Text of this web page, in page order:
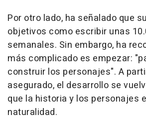
Por otro lado, ha señalado que
objetivos como escribir unas
semanales. Sin embargo, ha
más complicado es empezar:
construir los personajes". A
asegurado, el desarrollo se
que la historia y los personajes
naturalidad.